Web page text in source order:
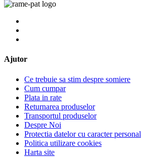
Ajutor
Ce trebuie sa stim despre somiere
Cum cumpar
Plata in rate
Returnarea produselor
Transportul produselor
Despre Noi
Protectia datelor cu caracter personal
Politica utilizare cookies
Harta site